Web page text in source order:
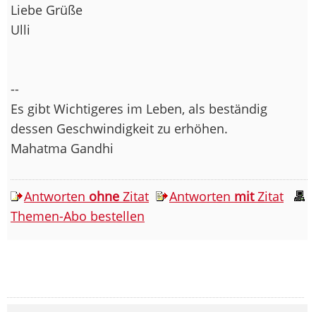
Liebe Grüße
Ulli
--
Es gibt Wichtigeres im Leben, als beständig
dessen Geschwindigkeit zu erhöhen.
Mahatma Gandhi
Antworten ohne Zitat Antworten mitZitat
Themen-Abo bestellen